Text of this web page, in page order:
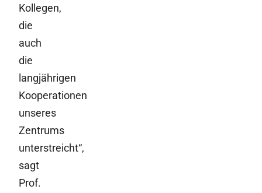
Kollegen,
die
auch
die
langjährigen
Kooperationen
unseres
Zentrums
unterstreicht“,
sagt
Prof.